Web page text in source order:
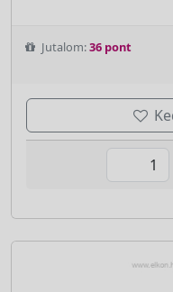
Jutalom:36 pont